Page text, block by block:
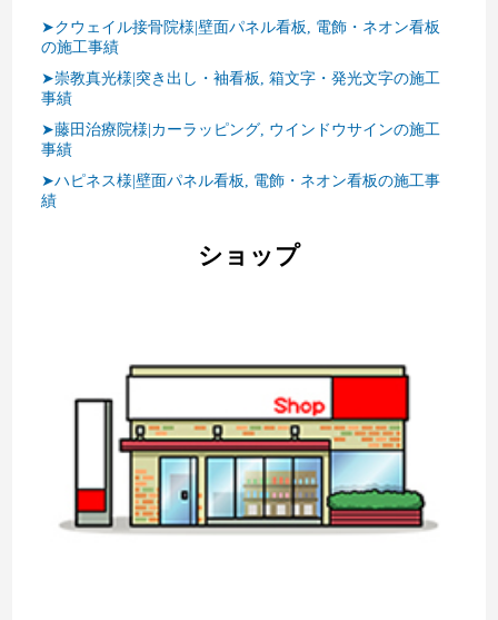
➤クウェイル接骨院様|壁面パネル看板, 電飾・ネオン看板
の施工事績
➤崇教真光様|突き出し・袖看板, 箱文字・発光文字の施工
事績
➤藤田治療院様|カーラッピング, ウインドウサインの施工
事績
➤ハピネス様|壁面パネル看板, 電飾・ネオン看板の施工事
績
ショップ